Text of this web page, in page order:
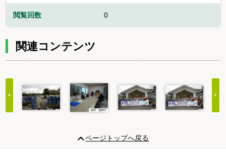
閲覧回数 0
関連コンテンツ
20
ページトップへ戻る